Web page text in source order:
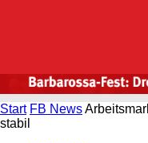
Start FB News
stabil